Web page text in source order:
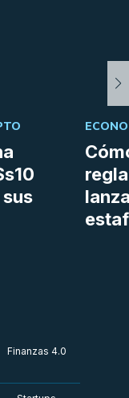
Finanzas 4.0